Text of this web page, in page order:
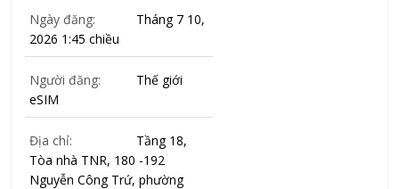
Ngày đăng:
Tháng 7 10,
2026 1:45 chiều
Người đăng:
Thế giới
eSIM
Địa chỉ:
Tầng 18,
Tòa nhà TNR, 180 -192
Nguyễn Công Trứ, phường